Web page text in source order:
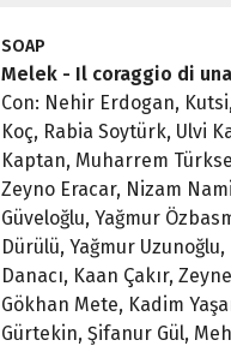
SOAP
Melek - Il coraggio di
Con: Nehir Erdogan,
Koç, Rabia Soytürk, Ulvi
Kaptan, Muharrem
Zeyno Eracar, Nizam
Güveloğlu, Yağmur
Dürülü, Yağmur
Danacı, Kaan Çakır,
Gökhan Mete, Kadim
Gürtekin, Şifanur Gül,